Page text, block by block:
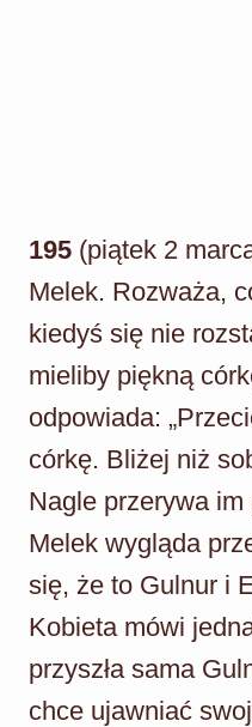
195 (piątek 2
Melek. Rozważa,
kiedyś się nie
mieliby piękną
odpowiada:
córkę. Bliżej niż
Nagle przerywa
Melek wygląda
się, że to Gulnur i
Kobieta mówi
przyszła sama
chce ujawniać